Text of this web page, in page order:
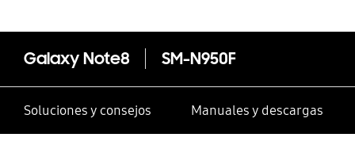
Galaxy Note8 SM-N950F
Soluciones y consejos Manuales y descargas